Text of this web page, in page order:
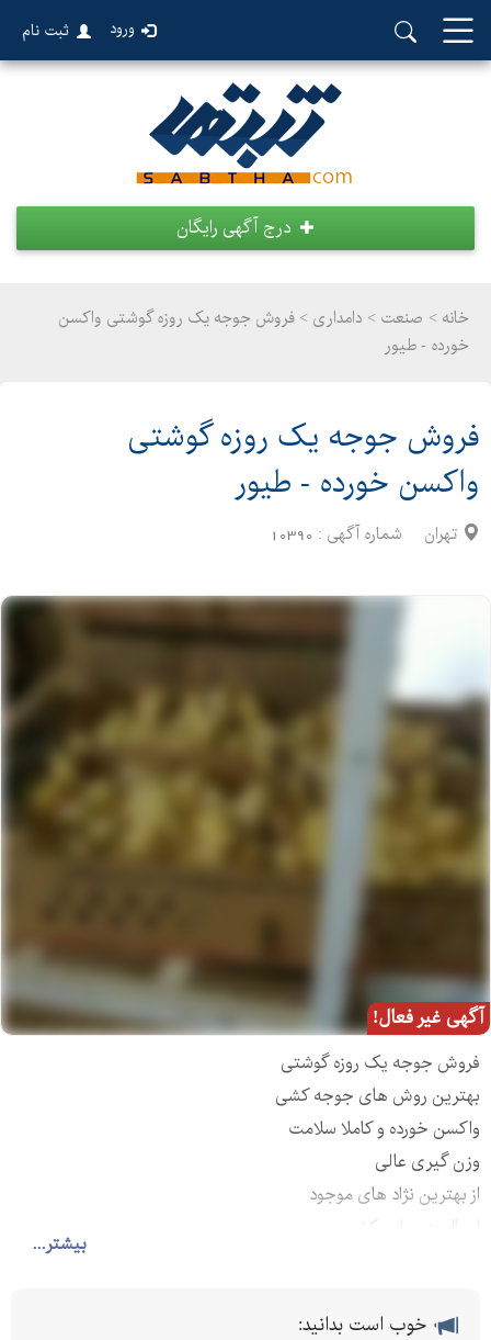
ورود ثبت نام
درج آگهی رایگان
خانه > صنعت > دامداری > فروش جوجه یک روزه گوشتی واکسن
خورده - طیور
فروش جوجه یک روزه گوشتی
واکسن خورده - طیور
تهران شماره آگهی : 10390
آگهی غیر فعال!
بیشتر...
فروش جوجه یک روزه گوشتی
بهترین روش های جوجه کشی
واکسن خورده و کاملا سلامت
وزن گیری عالی
از بهترین نژاد های موجود
خوب است بدانید: